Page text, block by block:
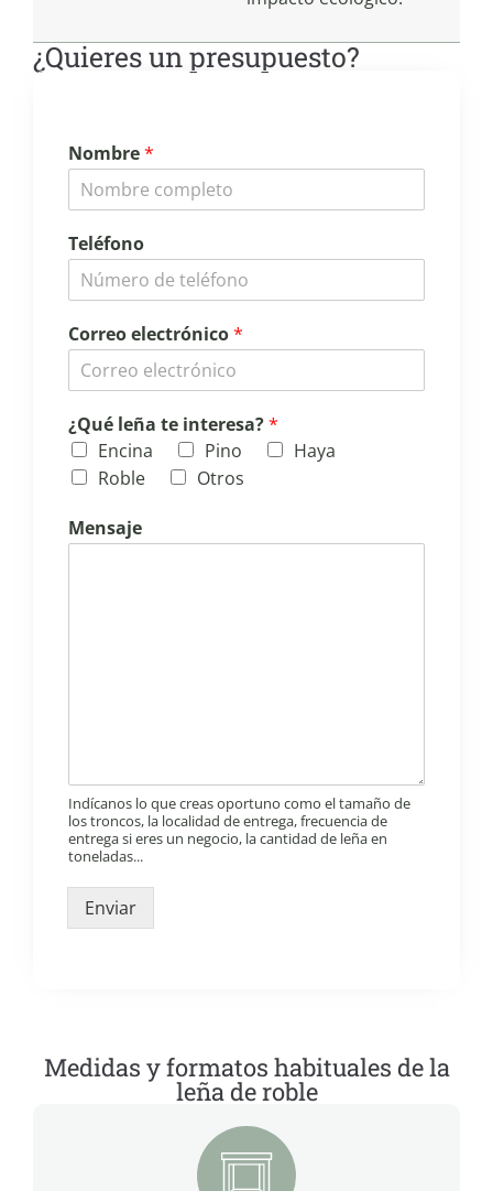
¿Quieres un presupuesto?
Nombre*
Teléfono
Correo electrónico*
¿Qué leña te interesa?*
Encina
Pino
Haya
Roble
Otros
Mensaje
Indícanos lo que creas oportuno como el tamaño de
los troncos, la localidad de entrega, frecuencia de
entrega si eres un negocio, la cantidad de leña en
toneladas...
Enviar
Medidas y formatos habituales de la
leña de roble